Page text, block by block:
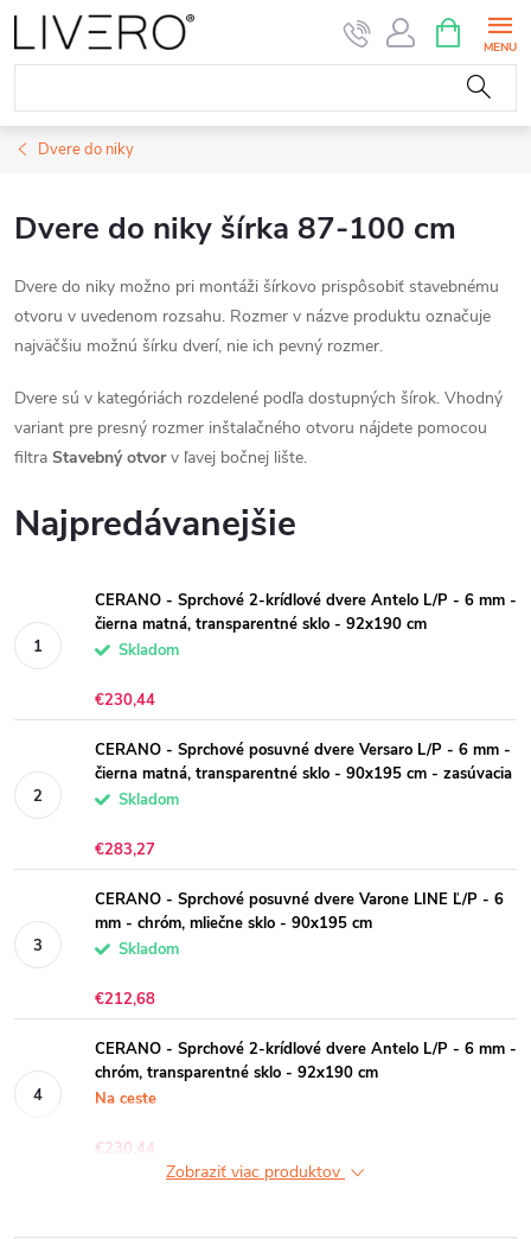
Prejsť
na
obsah
KOŠÍK
Dvere do niky
Dvere do niky šírka 87-100 cm
Dvere do niky možno pri montáži šírkovo prispôsobiť stavebnému
otvoru v uvedenom rozsahu. Rozmer v názve produktu označuje
najväčšiu možnú šírku dverí, nie ich pevný rozmer.
Dvere sú v kategóriách rozdelené podľa dostupných šírok. Vhodný
variant pre presný rozmer inštalačného otvoru nájdete pomocou
filtra Stavebný otvorv ľavej bočnej lište.
Najpredávanejšie
CERANO - Sprchové 2-krídlové dvere Antelo L/P - 6 mm -
čierna matná, transparentné sklo - 92x190 cm
Skladom
€230,44
CERANO - Sprchové posuvné dvere Versaro L/P - 6 mm -
čierna matná, transparentné sklo - 90x195 cm - zasúvacia
Skladom
€283,27
CERANO - Sprchové posuvné dvere Varone LINE Ľ/P - 6
mm - chróm, mliečne sklo - 90x195 cm
Skladom
€212,68
CERANO - Sprchové 2-krídlové dvere Antelo L/P - 6 mm -
chróm, transparentné sklo - 92x190 cm
Na ceste
€230,44
Zobraziť viac produktov